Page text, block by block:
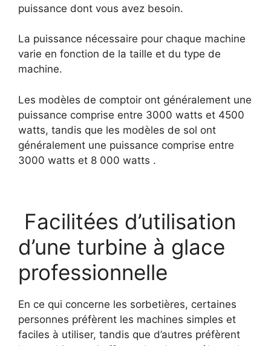
puissance dont vous avez besoin.
La puissance nécessaire pour chaque machine
varie en fonction de la taille et du type de
machine.
Les modèles de comptoir ont généralement une
puissance comprise entre 3000 watts et 4500
watts, tandis que les modèles de sol ont
généralement une puissance comprise entre
3000 watts et 8 000 watts .
Facilitées d’utilisation
d’une turbine à glace
professionnelle
En ce qui concerne les sorbetières, certaines
personnes préfèrent les machines simples et
faciles à utiliser, tandis que d’autres préfèrent